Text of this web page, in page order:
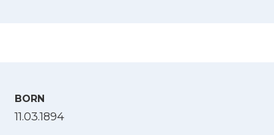
BORN
11.03.1894